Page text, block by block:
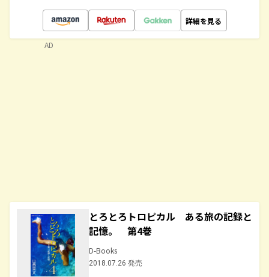
詳細を見る
とろとろトロピカル ある旅の記録と
記憶。 第4巻
D-Books
2018.07.26 発売
AD